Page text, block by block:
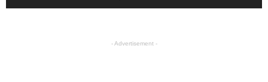
- Advertisement -